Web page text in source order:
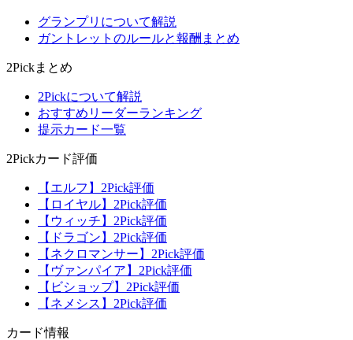
グランプリについて解説
ガントレットのルールと報酬まとめ
2Pickまとめ
2Pickについて解説
おすすめリーダーランキング
提示カード一覧
2Pickカード評価
【エルフ】2Pick評価
【ロイヤル】2Pick評価
【ウィッチ】2Pick評価
【ドラゴン】2Pick評価
【ネクロマンサー】2Pick評価
【ヴァンパイア】2Pick評価
【ビショップ】2Pick評価
【ネメシス】2Pick評価
カード情報